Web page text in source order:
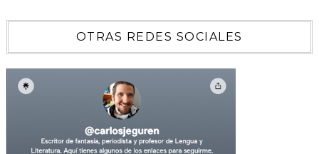
OTRAS REDES SOCIALES